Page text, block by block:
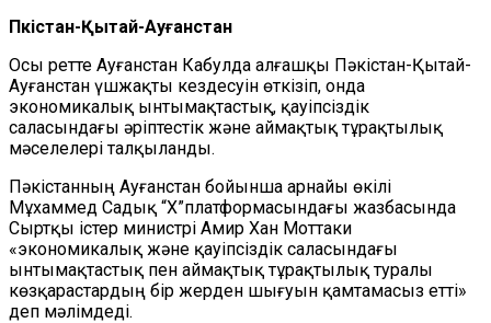
Пәкістан-Қытай-Ауғанстан
Осы ретте Ауғанстан Кабулда алғашқы Пәкістан-Қытай-
Ауғанстан үшжақты кездесуін өткізіп, онда
экономикалық ынтымақтастық, қауіпсіздік
саласындағы әріптестік және аймақтық тұрақтылық
мәселелері талқыланды.
Пәкістанның Ауғанстан бойынша арнайы өкілі
Мұхаммед Садық “X”платформасындағы жазбасында
Сыртқы істер министрі Амир Хан Моттаки
«экономикалық және қауіпсіздік саласындағы
ынтымақтастық пен аймақтық тұрақтылық туралы
көзқарастардың бір жерден шығуын қамтамасыз етті»
деп мәлімдеді.